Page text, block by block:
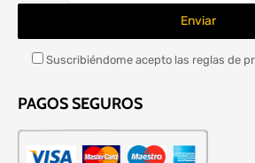
Suscribiéndome acepto las reglas de
PAGOS SEGUROS